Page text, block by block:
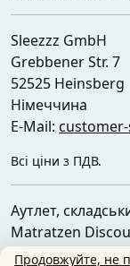
Sleezzz GmbH
Grebbener Str. 7
52525 Heinsberg
Німеччина
E-Mail:
Всі ціни з ПДВ.
Аутлет,
Matratzen
Ferdinand-
Продовжуйте, не